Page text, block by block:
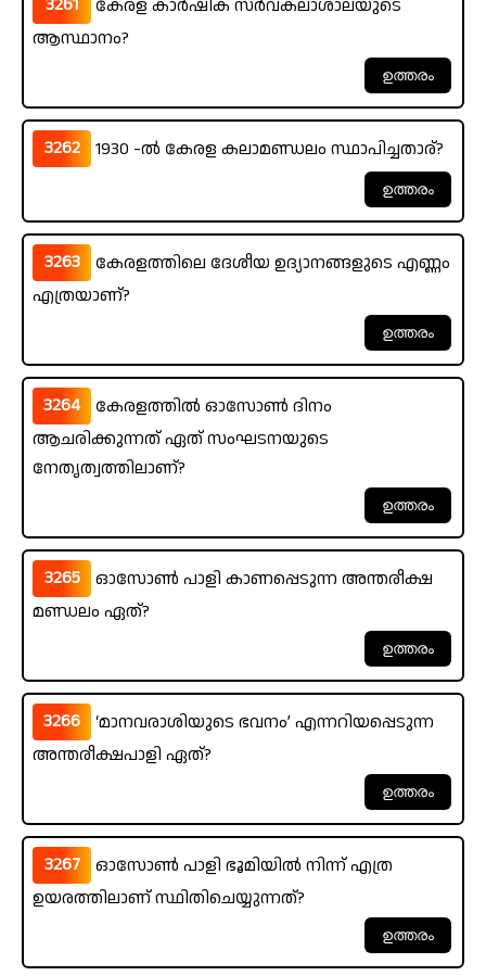
ആസ്ഥാനം?
3262 1930 -ൽ കേരള കലാമണ്ഡലം സ്ഥാപിച്ചതാര്?
3263
കേരളത്തിലെ ദേശീയ ഉദ്യാനങ്ങളുടെ എണ്ണം
എത്രയാണ്?
3264
കേരളത്തിൽ ഓസോൺ ദിനം
ആചരിക്കുന്നത് ഏത് സംഘടനയുടെ
നേതൃത്വത്തിലാണ്?
3265
ഓസോൺ പാളി കാണപ്പെടുന്ന അന്തരീക്ഷ
മണ്ഡലം ഏത്?
3266
‘മാനവരാശിയുടെ ഭവനം’ എന്നറിയപ്പെടുന്ന
അന്തരീക്ഷപാളി ഏത്?
3267
ഓസോൺ പാളി ഭൂമിയിൽ നിന്ന് എത്ര
ഉയരത്തിലാണ് സ്ഥിതിചെയ്യുന്നത്?